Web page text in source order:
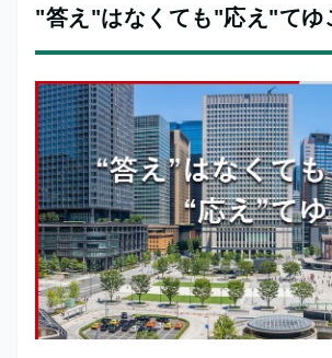
"答え"はなくても"応え"てゆ